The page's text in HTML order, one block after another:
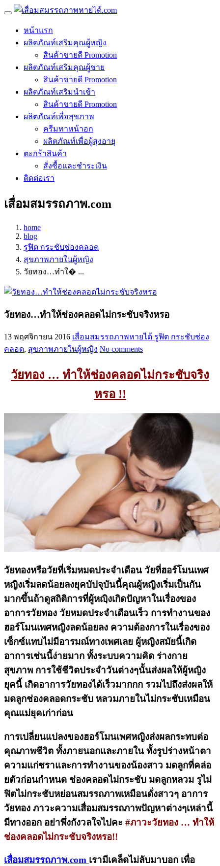
หน้าแรก
ผลิตภัณท์เสริมคุณผู้หญิง
สินค้าขายดี Promotion
ผลิตภัณท์เสริมคุณผู้ชาย
สินค้าขายดี Promotion
ผลิตภัณท์เสริมนำเข้า
สินค้าขายดี Promotion
ผลิตภัณท์เพื่อสุขภาพ
ครีมทาหน้าอก
ผลิตภัณท์เพื่อผู้สุงอายุ
ตะกร้าสินค้า
สั่งซื้อและชำระเงิน
ติดต่อเรา
เสื่อมสมรรถภาพ.com
home
blog
รูฟิต กระชับช่องคลอด
สุขภาพภายในผู้หญิง
วัยทอง…ทำใ� ...
วัยทอง…ทำให้ช่องคลอดไม่กระชับจริงหรอ
13 พฤศจิกายน 2016 เสื่อมสมรรถภาพหายได้ รูฟิต กระชับช่อง
คลอด, สุขภาพภายในผู้หญิง No comments
วัยทอง … ทำให้ช่องคลอดไม่กระชับจริง
หรอ !!
วัยทองหรือวัยที่เริ่มหมดประจำเดือน วัยที่ฮอร์โมนเพศ
หญิงเริ่มลดน้อยลงยุคบัปจุบันนี้คุณผู้หญิงเริ่มเป็นกัน
มากขึ้นถ้าดูสถิติการที่ผู้หญฺิงเกิดปัญหาในเรื่องของ
อาการวัยทอง วัยหมดประจำเดือนเร็ว การทำงานของ
ฮอร์โมนเพศหญิงลดน้อยลง ความต้องการในเรื่องของ
เซ็กซ์แทบไม่มีอารมณ์ทางเพศเลย ผู้หญิงสมัยนี้เกิด
อาการเช่นนี้ง่ายมาก ทั้งระบบความคิด ร่างกาย
สุขภาพ การใช้ชีวิตประจำวันต่างๆนั้นส่งผลให้ผู้หญิง
ยุคนี้ เกิดอาการวัยทองได้เร็วมากกก รวมไปถึงส่งผลให้
มดลูกช่องคลอดกระชับ หลวมภายในไม่กระชับเหมือน
คุณแม่ยุคเก่าก่อน
การเปลี่ยนแปลงของฮอร์โมนเพศหญิงส่งผลกระทบต่อ
คุณภาพชีวิต ทั้งภายนอกและภายใน ทั้งรูปร่างหน้าตา
ความแก่ชราและการทำงานของน้องสาว มดลูกที่คล่อ
ยตัวก่อนกำหนด ช่องคลอดไม่กระชับ มดลูกหลวม รูไม่
ฟิตไม่กระชับหย่อนสมรรถภาพเหมือนดั่งสาวๆ อาการ
วัยทอง ภาวะความเสื่อมสมรรถภาพปัญหาต่างๆเหล่านี้
มีทางออก อย่าพึ่งกังวลใจไปคะ #ภาวะวัยทอง … ทำให้
ช่องคลอดไม่กระชับจริงหรอ!!
เสื่อมสมรรถภาพ.com เรามีเคล็ดไม่ลับมาบอก เพื่อ